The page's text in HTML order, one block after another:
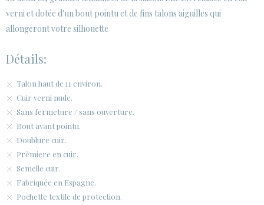
verni et dotée d'un bout pointu et de fins talons aiguilles qui
allongeront votre silhouette
Détails:
Talon haut de 11 environ.
Cuir verni nude.
Sans fermeture / sans ouverture.
Bout avant pointu.
Doublure cuir.
Prèmiere en cuir.
Semelle cuir.
Fabriquée en Espagne.
Pochette textile de protection.